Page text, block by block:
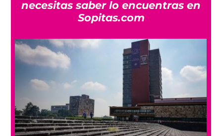
necesitas saber lo encuentras en
Sopitas.com